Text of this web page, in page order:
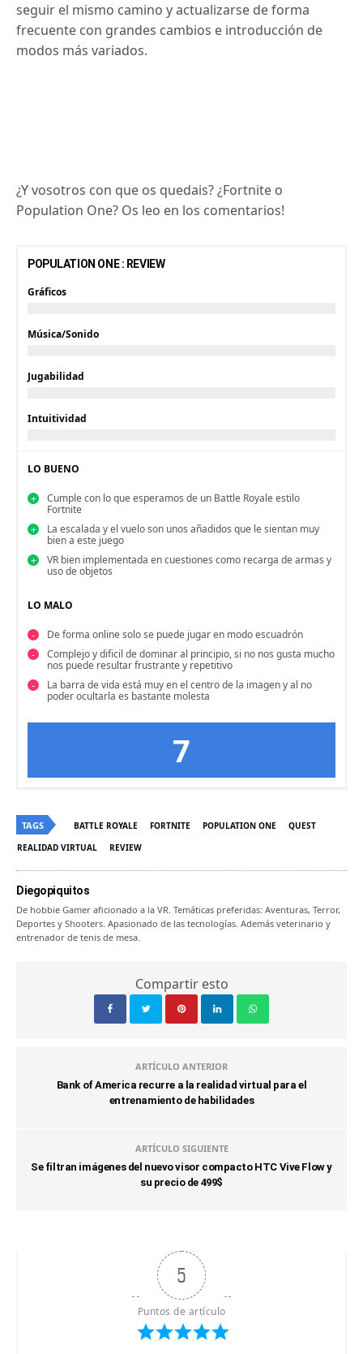
seguir el mismo camino y actualizarse de forma
frecuente con grandes cambios e introducción de
modos más variados.
¿Y vosotros con que os quedais? ¿Fortnite o
Population One? Os leo en los comentarios!
POPULATION ONE : REVIEW
Gráficos
Música/Sonido
Jugabilidad
Intuitividad
LO BUENO
Cumple con lo que esperamos de un Battle Royale estilo
Fortnite
La escalada y el vuelo son unos añadidos que le sientan muy
bien a este juego
VR bien implementada en cuestiones como recarga de armas y
uso de objetos
LO MALO
De forma online solo se puede jugar en modo escuadrón
Complejo y dificil de dominar al principio, si no nos gusta mucho
nos puede resultar frustrante y repetitivo
La barra de vida está muy en el centro de la imagen y al no
poder ocultarla es bastante molesta
7
TAGS BATTLE ROYALE FORTNITE POPULATION ONE
QUEST
REALIDAD VIRTUAL
REVIEW
Diegopiquitos
De hobbie Gamer aficionado a la VR. Temáticas preferidas: Aventuras, Terror,
Deportes y Shooters. Apasionado de las tecnologías. Además veterinario y
entrenador de tenis de mesa.
Compartir esto
ARTÍCULO ANTERIOR
Bank of America recurre a la realidad virtual para el
entrenamiento de habilidades
ARTÍCULO SIGUIENTE
Se filtran imágenes del nuevo visor compacto HTC Vive Flow y
su precio de 499$
5
Puntos de artículo